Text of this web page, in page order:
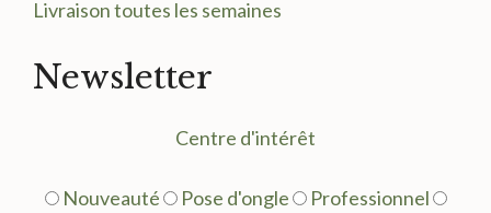
Livraison toutes les semaines
Newsletter
Centre d'intérêt
Nouveauté Pose d'ongle
Professionnel